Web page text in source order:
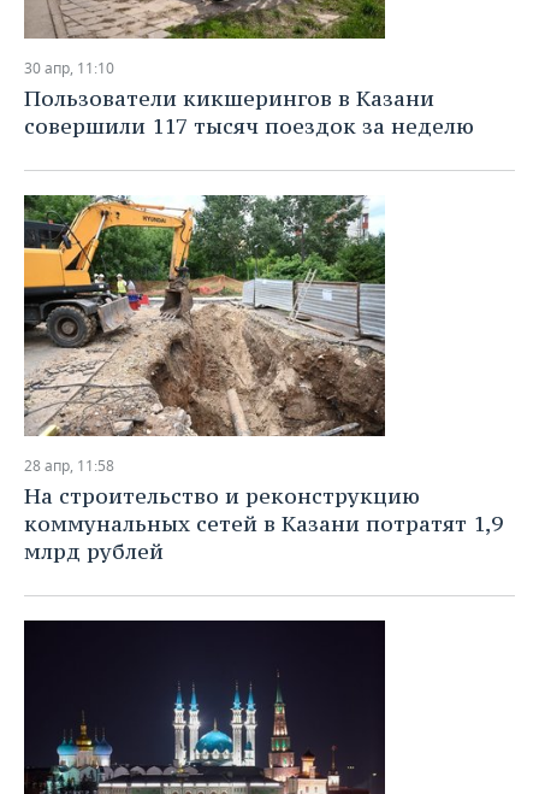
30 апр, 11:10
Пользователи кикшерингов в Казани
совершили 117 тысяч поездок за неделю
28 апр, 11:58
На строительство и реконструкцию
коммунальных сетей в Казани потратят 1,9
млрд рублей